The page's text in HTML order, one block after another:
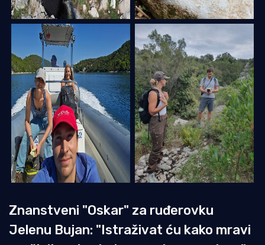
Znanstveni "Oskar" za ruđerovku
Jelenu Bujan: "Istraživat ću kako mravi